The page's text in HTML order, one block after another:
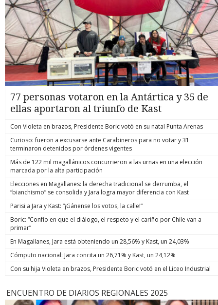
77 personas votaron en la Antártica y 35 de
ellas aportaron al triunfo de Kast
Con Violeta en brazos, Presidente Boric votó en su natal Punta Arenas
Curioso: fueron a excusarse ante Carabineros para no votar y 31
terminaron detenidos por órdenes vigentes
Más de 122 mil magallánicos concurrieron a las urnas en una elección
marcada por la alta participación
Elecciones en Magallanes: la derecha tradicional se derrumba, el
“bianchismo” se consolida y Jara logra mayor diferencia con Kast
Parisi a Jara y Kast: “¡Gánense los votos, la calle!”
Boric: “Confío en que el diálogo, el respeto y el cariño por Chile van a
primar”
En Magallanes, Jara está obteniendo un 28,56% y Kast, un 24,03%
Cómputo nacional: Jara concita un 26,71% y Kast, un 24,12%
Con su hija Violeta en brazos, Presidente Boric votó en el Liceo Industrial
ENCUENTRO DE DIARIOS REGIONALES 2025